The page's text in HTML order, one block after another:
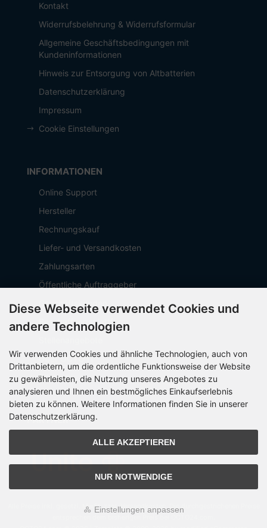
Kontakt
Widerrufsbelehrung & Widerrufsformular
Allgemeine Geschäftsbedingungen mit
Kundeninformationen
Hinweis zur Entsorgung von Altbatterien
Datenschutzerklärung
Impressum
Cookie Einstellungen
INFORMATIONEN
Online Support
Hersteller
Rechnungskauf
Liefer- und Versandkosten
Zahlungsarten
Öffentliche Auftraggeber
Geschäftskunden
Beschaffungsplattform
Über OCTO IT
Sitemap
PARTNER
Alle Preise inkl. gesetzl. MwSt. zzgl.Versandkosten
Diese Webseite verwendet Cookies und
andere Technologien
Wir verwenden Cookies und ähnliche Technologien, auch von
Drittanbietern, um die ordentliche Funktionsweise der Website
zu gewährleisten, die Nutzung unseres Angebotes zu
analysieren und Ihnen ein bestmögliches Einkaufserlebnis
bieten zu können. Weitere Informationen finden Sie in unserer
Datenschutzerklärung.
ALLE AKZEPTIEREN
NUR NOTWENDIGE
Einstellungen anpassen